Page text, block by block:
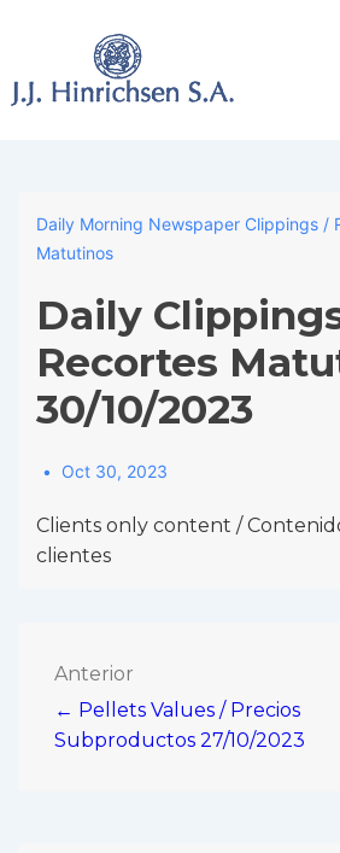
Main
Daily Morning Newspaper Clippings /
Matutinos
Daily
Recortes
30/10/2023
Oct 30, 2023
Clients only content /
clientes
Navegación
de
Anterior
← Pellets Values / Precios
Subproductos 27/10/2023